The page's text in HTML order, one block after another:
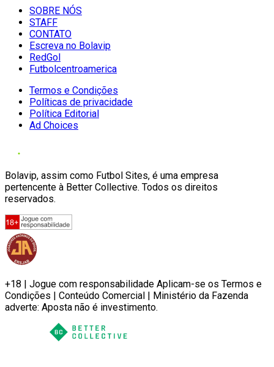
SOBRE NÓS
STAFF
CONTATO
Escreva no Bolavip
RedGol
Futbolcentroamerica
Termos e Condições
Políticas de privacidade
Política Editorial
Ad Choices
Bolavip, assim como Futbol Sites, é uma empresa
pertencente à Better Collective. Todos os direitos
reservados.
+18 | Jogue com responsabilidade Aplicam-se os Termos e
Condições | Conteúdo Comercial | Ministério da Fazenda
adverte: Aposta não é investimento.